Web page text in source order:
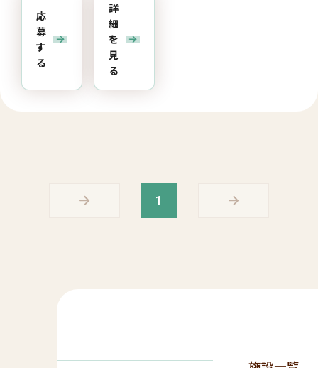
応
募
す
る
詳
細
を
見
る
1